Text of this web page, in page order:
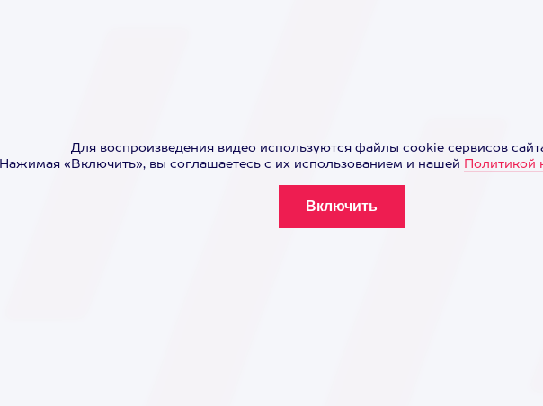
Для воспроизведения видео используются файлы cookie сервисов
Нажимая «Включить», вы соглашаетесь с их использованием и нашей Политикой